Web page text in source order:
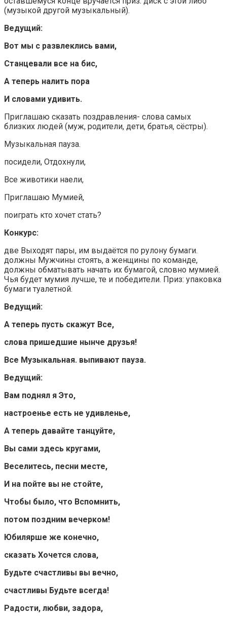
(музыкой другой музыкальный).
Ведущий:
Вот мы с развлеклись вами,
Станцевали все на бис,
А теперь налить пора
И словами удивить.
Приглашаю сказать поздравления- слова самых
близких людей (муж, родители, дети, братья, сёстры).
Музыкальная пауза.
посидели, Отдохнули,
Все животики наели,
Приглашаю Мумией,
поиграть кто хочет стать?
Конкурс:
две Выходят пары, им выдаётся по рулону бумаги.
должны Мужчины стоять, а женщины по команде,
должны обматывать начать их бумагой, словно мумией.
Чья будет мумия лучше, те и победители. Приз: упаковка
бумаги туалетной.
Ведущий:
А теперь пусть скажут Все,
слова пришедшие нынче друзья!
Все Музыкальная. выпивают пауза.
Ведущий:
Вам поднял я Это,
настроенье есть не удивленье,
А теперь давайте танцуйте,
Вы сами здесь кругами,
Веселитесь, песни месте,
И на пойте вы не стойте,
Чтобы было, что Вспомнить,
потом поздним вечерком!
Юбилярше же конечно,
сказать Хочется слова,
Будьте счастливы вы вечно,
счастливы Будьте всегда!
Радости, любви, задора,